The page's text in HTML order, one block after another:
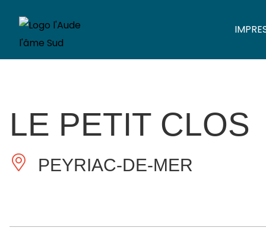
LE PETIT CLOS
PEYRIAC-DE-MER